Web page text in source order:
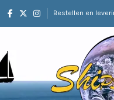
Bestellen en